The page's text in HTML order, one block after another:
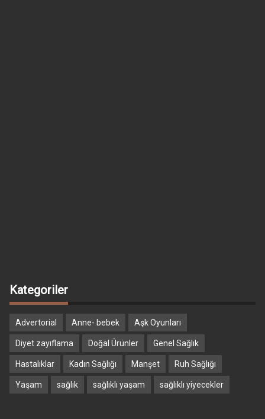
Kategoriler
Advertorial Anne- bebek Aşk Oyunları
Diyet zayıflama Doğal Ürünler Genel Sağlık
Hastalıklar Kadın Sağlığı Manşet Ruh Sağlığı
Yaşam sağlık sağlıklı yaşam sağlıklı yiyecekler